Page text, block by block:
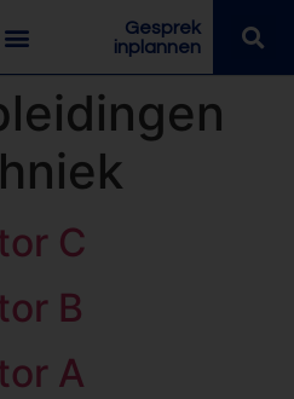
Gesprek
inplannen
C
B
A